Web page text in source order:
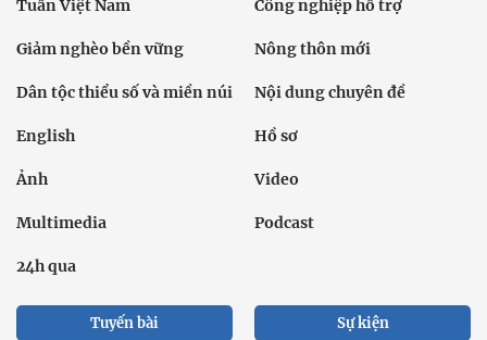
Tuần Việt Nam Công nghiệp hỗ trợ
Giảm nghèo bền vững Nông thôn mới
Dân tộc thiểu số và miền núi Nội dung chuyên đề
English Hồ sơ
Ảnh Video
Multimedia Podcast
24h qua
Tuyến bài Sự kiện